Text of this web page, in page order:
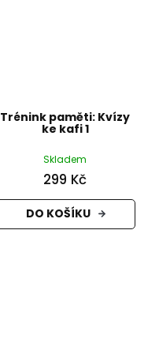
Trénink paměti: Kvízy
ke kafi 1
Skladem
299 Kč
DO KOŠÍKU